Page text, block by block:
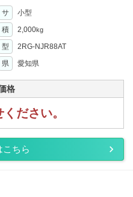
サ
小型
積 2,000kg
型
2RG-NJR88AT
県 愛知県
格
ださい。
こちら